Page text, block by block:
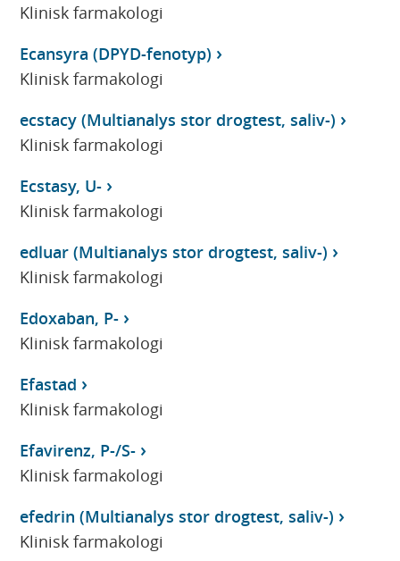
Klinisk farmakologi
Ecansyra (DPYD-fenotyp)
Klinisk farmakologi
ecstacy (Multianalys stor drogtest, saliv-)
Klinisk farmakologi
Ecstasy, U-
Klinisk farmakologi
edluar (Multianalys stor drogtest, saliv-)
Klinisk farmakologi
Edoxaban, P-
Klinisk farmakologi
Efastad
Klinisk farmakologi
Efavirenz, P-/S-
Klinisk farmakologi
efedrin (Multianalys stor drogtest, saliv-)
Klinisk farmakologi